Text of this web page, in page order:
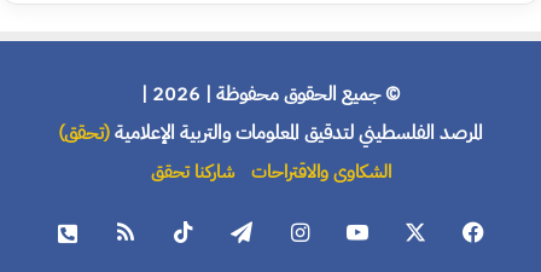
© جميع الحقوق محفوظة | 2026 |
المرصد الفلسطيني لتدقيق المعلومات والتربية الإعلامية(تحقق)
الشكاوى والاقتراحات شاركنا تحقق
فيسبوك يوتيوب انستقرام تيلقرام ‫TikTok ملخص